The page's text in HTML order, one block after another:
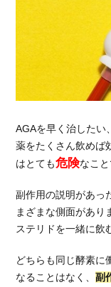
AGAを早く治したい
薬をたくさん飲めば
はとても危険なこと
副作用の説明があっ
まざまな側面があり
ステリドを一緒に飲
どちらも同じ酵素に
なることはなく、副